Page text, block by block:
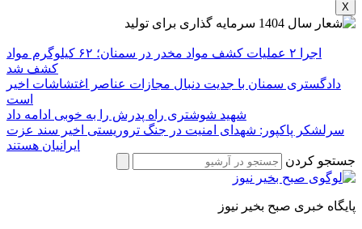
X
اجرا ۲ عملیات کشف مواد مخدر در سمنان؛ ۶۲ کیلوگرم مواد
کشف شد
دادگستری سمنان با جدیت دنبال مجازات عناصر اغتشاشات اخیر
است
شهید شوشتری راه پدرش را به خوبی ادامه داد
سرلشکر پاکپور: شهدای امنیت در جنگ تروریستی اخیر سند عزت
ایرانیان هستند
جستجو کردن
پایگاه خبری صبح بخیر نیوز